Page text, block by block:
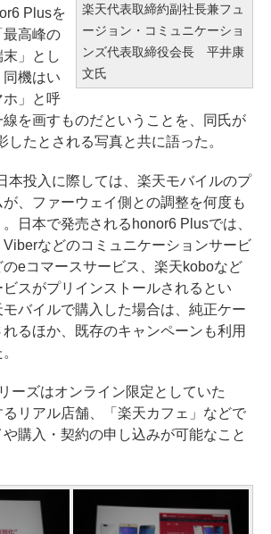
楽天代表取締約副社長兼フュ
ージョン・コミュニケーショ
ンズ代表取締役会長 平井康
文氏
Plusを
高峰の
」とし
機はい
ホ」と呼
を画すものだということを、同氏が
したとされる写真と共に語った。
投入に際しては、楽天モバイルのプ
、ファーウェイ側との調整を何度も
日本で発売されるhonor6 Plusでは、
などのコミュニケーションサービ
eコマースサービス、楽天koboなど
スがプリインストールされるとい
モバイルで購入した場合は、純正ケー
るほか、既存のキャンペーンも利用
ーズはオンライン限定としていた
リアル店舗、「楽天カフェ」などで
購入・契約の申し込みが可能なこと